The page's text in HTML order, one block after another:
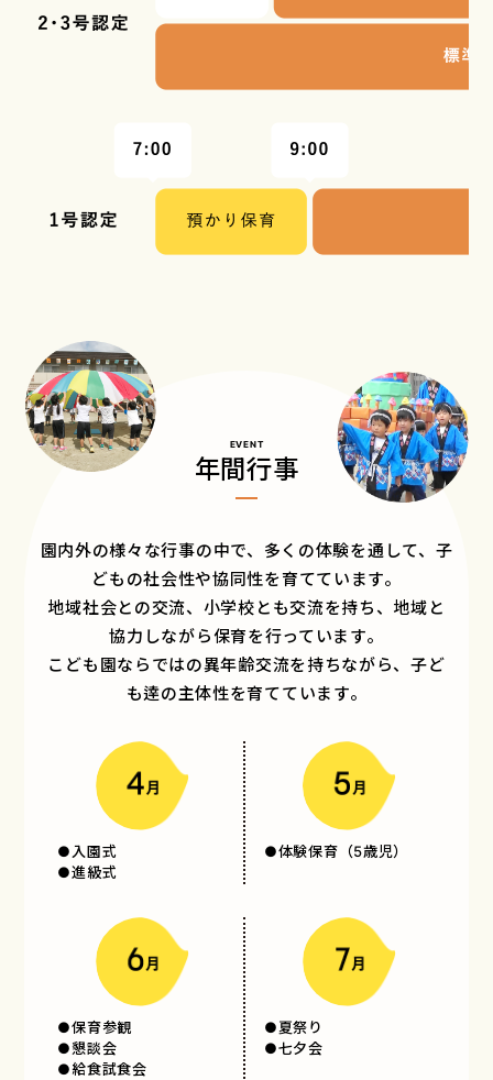
EVENT
年間行事
園内外の様々な行事の中で、多くの体験を通して、子
どもの社会性や協同性を育てています。
地域社会との交流、小学校とも交流を持ち、地域と
協力しながら保育を行っています。
こども園ならではの異年齢交流を持ちながら、子ど
も逹の主体性を育てています。
●入園式
●進級式
●体験保育（5歳児）
●保育参観
●懇談会
●給食試食会
●夏祭り
●七夕会